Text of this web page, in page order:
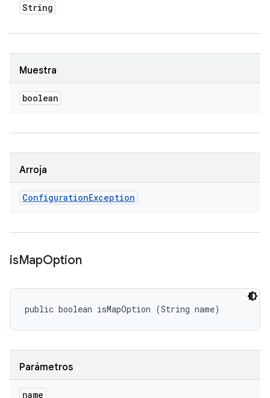
String
Muestra
boolean
Arroja
ConfigurationException
isMapOption
public boolean isMapOption (String name)
Parámetros
name